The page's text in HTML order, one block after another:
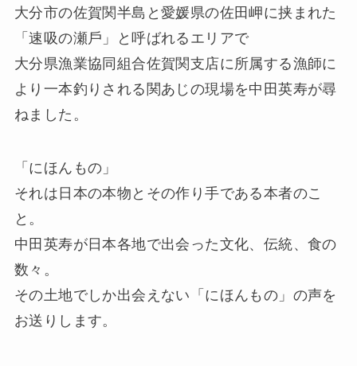
大分市の佐賀関半島と愛媛県の佐田岬に挟まれた
「速吸の瀬戶」と呼ばれるエリアで
大分県漁業協同組合佐賀関支店に所属する漁師に
より一本釣りされる関あじの現場を中田英寿が尋
ねました。
「にほんもの」
それは日本の本物とその作り手である本者のこ
と。
中田英寿が日本各地で出会った文化、伝統、食の
数々。
その土地でしか出会えない「にほんもの」の声を
お送りします。